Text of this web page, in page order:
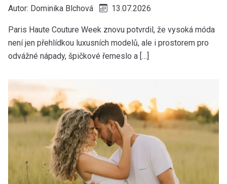
Autor: Dominika Blchová 13.07.2026
Paris Haute Couture Week znovu potvrdil, že vysoká móda
není jen přehlídkou luxusních modelů, ale i prostorem pro
odvážné nápady, špičkové řemeslo a […]